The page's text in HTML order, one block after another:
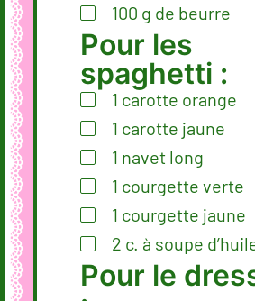
100 g de beurre
Pour les
spaghetti :
1 carotte orange
1 carotte jaune
1 navet long
1 courgette verte
1 courgette jaune
2 c. à soupe
Pour le